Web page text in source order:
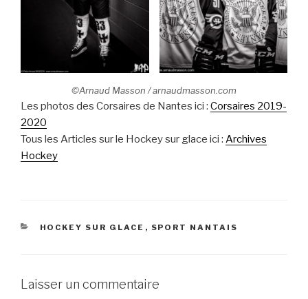
©Arnaud Masson / arnaudmasson.com
Les photos des Corsaires de Nantes ici : Corsaires 2019-
2020
Tous les Articles sur le Hockey sur glace ici : Archives
Hockey
CATÉGORIES
HOCKEY SUR GLACE , SPORT NANTAIS
Laisser un commentaire